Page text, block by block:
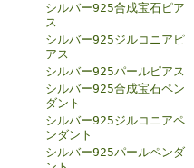
シルバー925合成宝石ピア
ス
シルバー925ジルコニアピ
アス
シルバー925パールピアス
シルバー925合成宝石ペン
ダント
シルバー925ジルコニアペ
ンダント
シルバー925パールペンダ